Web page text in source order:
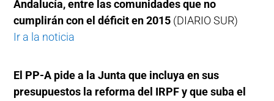
Andalucía, entre las comunidades que no
cumplirán con el déficit en 2015 (DIARIO SUR)
Ir a la noticia
El PP-A pide a la Junta que incluya en sus
presupuestos la reforma del IRPF y que suba el